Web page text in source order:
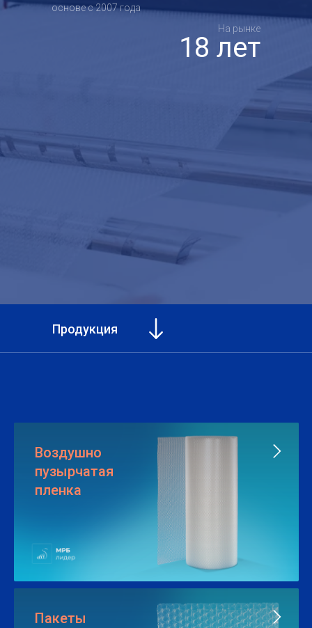
18 лет
основе с 2007 года
На рынке
Продукция
Воздушно
пузырчатая
пленка
Пакеты